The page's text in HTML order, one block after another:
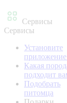
Сервисы
Сервисы
Установите
Какая
подходит
Подобрать
питомца